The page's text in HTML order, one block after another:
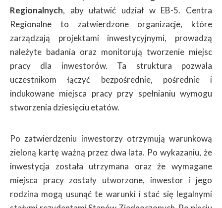
Regionalnych, aby ułatwić udział w EB-5. Centra
Regionalne to zatwierdzone organizacje, które
zarządzają projektami inwestycyjnymi, prowadzą
należyte badania oraz monitorują tworzenie miejsc
pracy dla inwestorów. Ta struktura pozwala
uczestnikom łączyć bezpośrednie, pośrednie i
indukowane miejsca pracy przy spełnianiu wymogu
stworzenia dziesięciu etatów.
Po zatwierdzeniu inwestorzy otrzymują warunkową
zieloną kartę ważną przez dwa lata. Po wykazaniu, że
inwestycja została utrzymana oraz że wymagane
miejsca pracy zostały utworzone, inwestor i jego
rodzina mogą usunąć te warunki i stać się legalnymi